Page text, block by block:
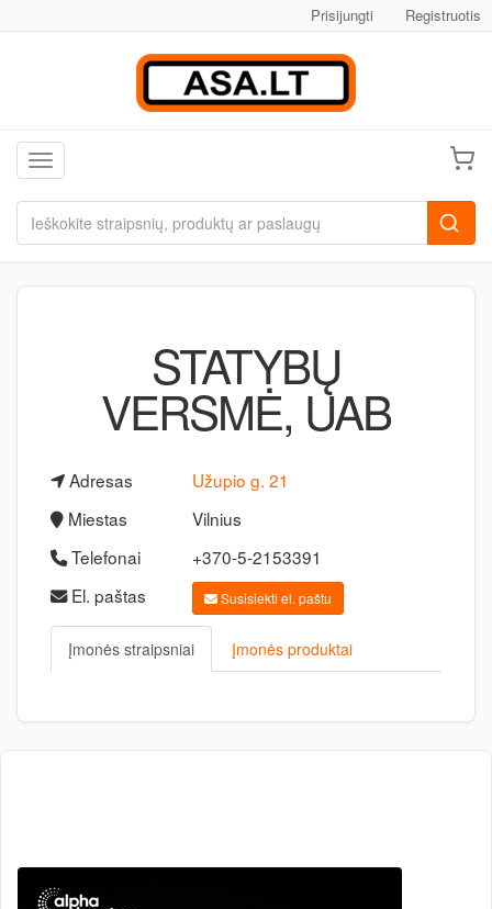
Prisijungti Registruotis
Toggle navigation
STATYBŲ
VERSMĖ, UAB
Adresas
Užupio g. 21
Miestas
Vilnius
Telefonai
+370-5-2153391
El. paštas
Susisiekti el. paštu
Įmonės straipsniai Įmonės produktai